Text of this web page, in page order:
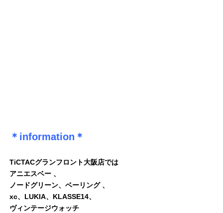
＊information＊
TiCTACグランフロント大阪店では
アニエスベー 、
ノードグリーン、ベーリング 、
xc、LUKIA、KLASSE14、
ヴィンテージウォッチ